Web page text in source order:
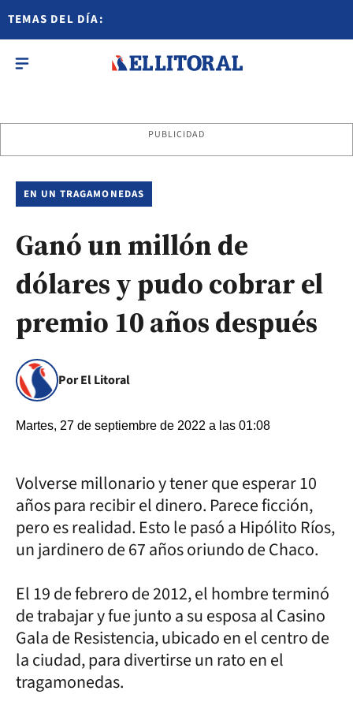
TEMAS DEL DÍA:
PUBLICIDAD
EN UN TRAGAMONEDAS
Ganó un millón de
dólares y pudo cobrar el
premio 10 años después
Por El Litoral
Martes, 27 de septiembre de 2022 a las 01:08
Volverse millonario y tener que esperar 10
años para recibir el dinero. Parece ficción,
pero es realidad. Esto le pasó a Hipólito Ríos,
un jardinero de 67 años oriundo de Chaco.
El 19 de febrero de 2012, el hombre terminó
de trabajar y fue junto a su esposa al Casino
Gala de Resistencia, ubicado en el centro de
la ciudad, para divertirse un rato en el
tragamonedas.